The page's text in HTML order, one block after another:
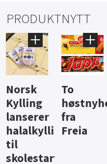
PRODUKTNYTT
Knalltall
for Açai
Bowl
Aass vil
bli
førstevalg
i lite-